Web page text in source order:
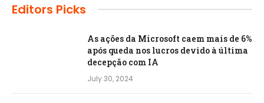
Editors Picks
As ações da Microsoft caem mais de 6%
após queda nos lucros devido à última
decepção com IA
July 30, 2024